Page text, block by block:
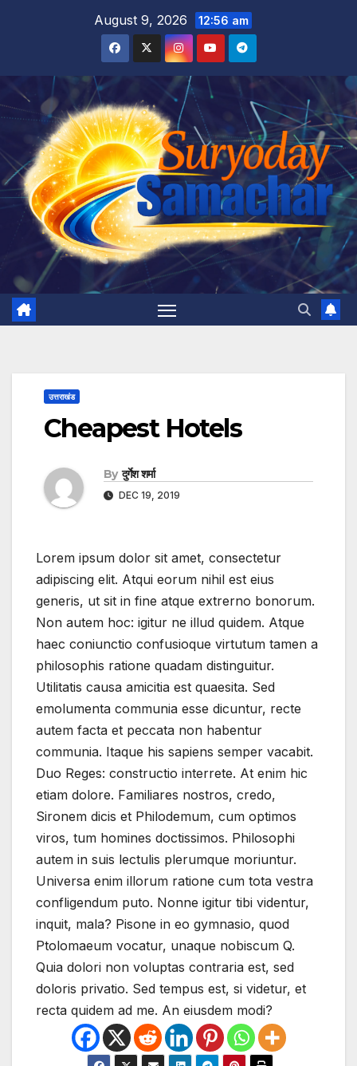
August 9, 2026 12:56 am
उत्तराखंड
Cheapest Hotels
By दुर्गेश शर्मा
DEC 19, 2019
Lorem ipsum dolor sit amet, consectetur
adipiscing elit. Atqui eorum nihil est eius
generis, ut sit in fine atque extrerno bonorum.
Non autem hoc: igitur ne illud quidem. Atque
haec coniunctio confusioque virtutum tamen a
philosophis ratione quadam distinguitur.
Utilitatis causa amicitia est quaesita. Sed
emolumenta communia esse dicuntur, recte
autem facta et peccata non habentur
communia. Itaque his sapiens semper vacabit.
Duo Reges: constructio interrete. At enim hic
etiam dolore. Familiares nostros, credo,
Sironem dicis et Philodemum, cum optimos
viros, tum homines doctissimos. Philosophi
autem in suis lectulis plerumque moriuntur.
Universa enim illorum ratione cum tota vestra
confligendum puto. Nonne igitur tibi videntur,
inquit, mala? Pisone in eo gymnasio, quod
Ptolomaeum vocatur, unaque nobiscum Q.
Quia dolori non voluptas contraria est, sed
doloris privatio. Sed tempus est, si videtur, et
recta quidem ad me. An eiusdem modi?